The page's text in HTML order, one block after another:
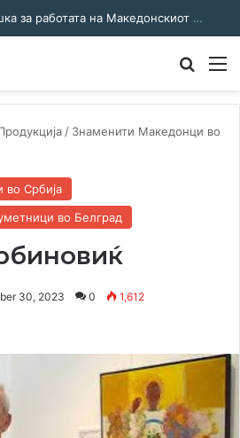
Соработка за јазикот и идентитетот: работна средба во Општина Пландиште
/ Знаменити Македонци во
во Србија
во Белград
30, 2023 0 1,612